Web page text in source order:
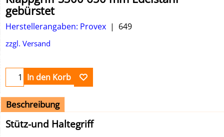
gebürstet
Herstellerangaben: Provex 649
zzgl. Versand
In den Korb
Beschreibung
Stütz-und Haltegriff